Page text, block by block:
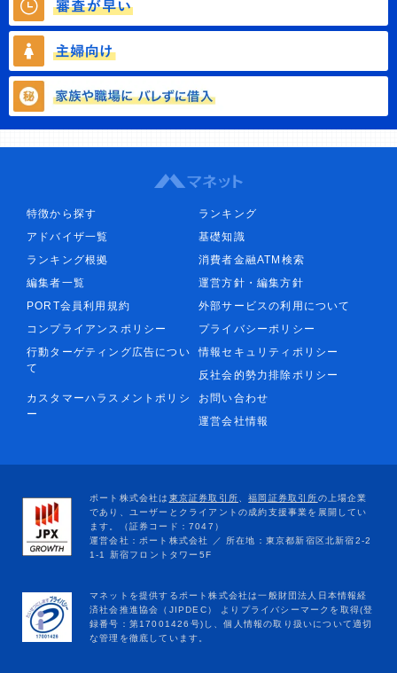
特徴から探す
ランキング
アドバイザ一覧
基礎知識
ランキング根拠
消費者金融ATM検索
編集者一覧
運営方針・編集方針
PORT会員利用規約
外部サービスの利用について
コンプライアンスポリシー
プライバシーポリシー
行動ターゲティング広告につい
て
情報セキュリティポリシー
反社会的勢力排除ポリシー
カスタマーハラスメントポリシ
ー
お問い合わせ
運営会社情報